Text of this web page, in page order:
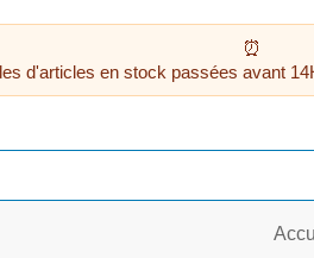
d'articles en stock passées avant